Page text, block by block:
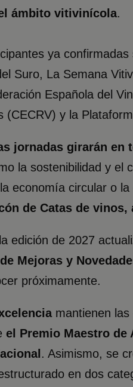
ámbito vitivinícola.
ya
Suro, La Semana
Española del
(CECRV) y la
jornadas girarán en
la sostenibilidad y el
economía circular o
de Catas de
edición de 2027
Mejoras y
próximamente.
mantienen las
el Premio Maestro de
. Asimismo, se
en dos